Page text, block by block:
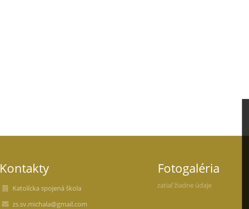
Kontakty
Katolícka spojená škola
zs.sv.michala@gmail.com
Fotogaléria
zatiaľ žiadne údaje